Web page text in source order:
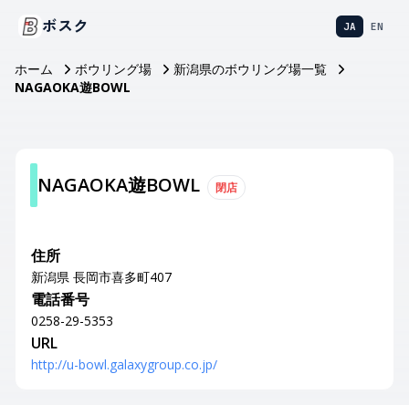
ボスク JA EN
ホーム ボウリング場
新潟県のボウリング場一覧
NAGAOKA遊BOWL
NAGAOKA遊BOWL 閉店
住所
新潟県 長岡市喜多町407
電話番号
0258-29-5353
URL
http://u-bowl.galaxygroup.co.jp/